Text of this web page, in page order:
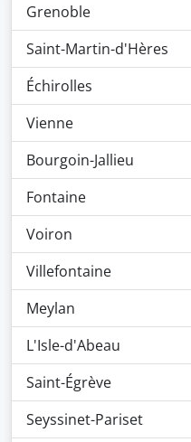
Grenoble
Saint-Martin-d'Hères
Échirolles
Vienne
Bourgoin-Jallieu
Fontaine
Voiron
Villefontaine
Meylan
L'Isle-d'Abeau
Saint-Égrève
Seyssinet-Pariset